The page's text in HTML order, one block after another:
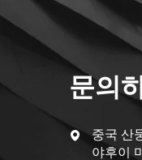
문의
중국 산
야후이